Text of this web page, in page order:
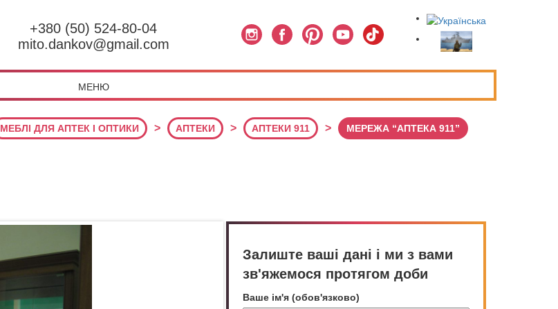
+380 (50) 524-80-04
mito.dankov@gmail.com
МЕНЮ
МЕБЛІ ДЛЯ АПТЕК І ОПТИКИ > АПТЕКИ > АПТЕКИ 911 > МЕРЕЖА “АПТЕКА 911”
Залиште ваші дані і ми з вами
зв'яжемося протягом доби
Ваше ім'я (обов'язково)